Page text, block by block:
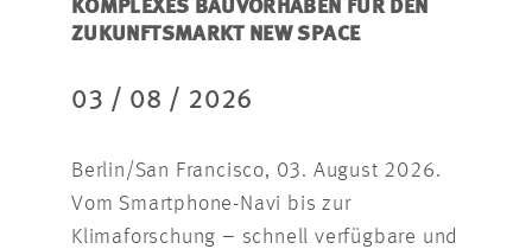
KOMPLEXES BAUVORHABEN FÜR DEN
ZUKUNFTSMARKT NEW SPACE
03 / 08 / 2026
Berlin/San Francisco, 03. August 2026.
Vom Smartphone-Navi bis zur
Klimaforschung – schnell verfügbare und